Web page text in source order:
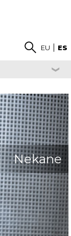
EU ES
Nekane